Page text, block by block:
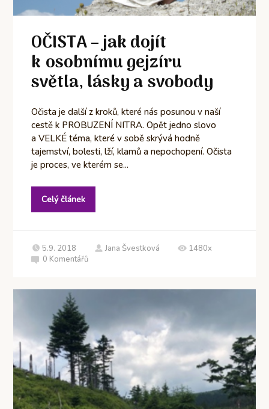
OČISTA – jak dojít
k osobnímu gejzíru
světla, lásky a svobody
Očista je další z kroků, které nás posunou v naší
cestě k PROBUZENÍ NITRA. Opět jedno slovo
a VELKÉ téma, které v sobě skrývá hodně
tajemství, bolesti, lží, klamů a nepochopení. Očista
je proces, ve kterém se...
Celý článek
5.9. 2018 Jana Švestková
1480x
0 Komentářů